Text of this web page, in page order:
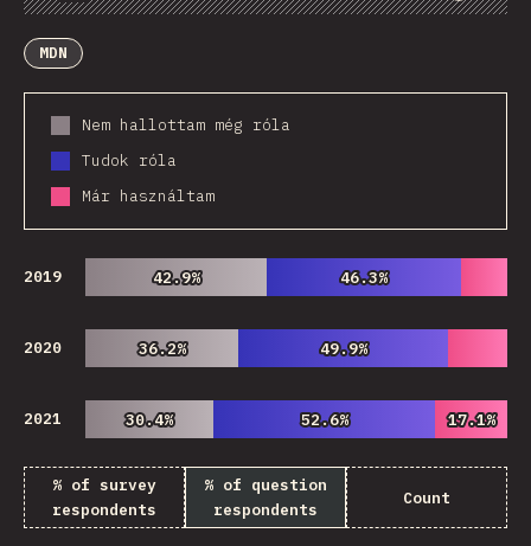
Diagramok Adatok MegosztásCustomize Data
Comments
MDN
Nem hallottam még róla
Tudok róla
Már használtam
2019 42.9%
42.9% 46.3%
46.3%
2020 36.2%
36.2% 49.9%
49.9%
2021 30.4%
30.4% 52.6%
52.6% 17.1%
17.1%
% of survey
respondents
% of question
respondents
Count